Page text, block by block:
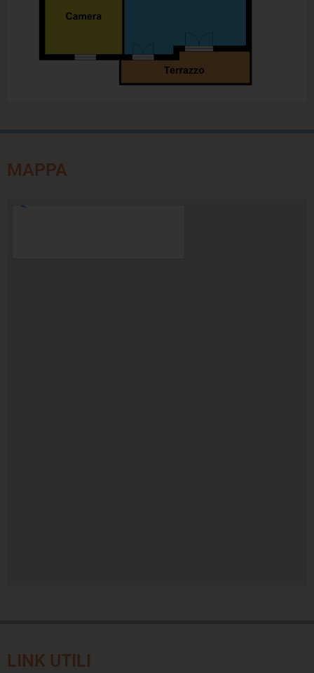
MAPPA
LINK UTILI